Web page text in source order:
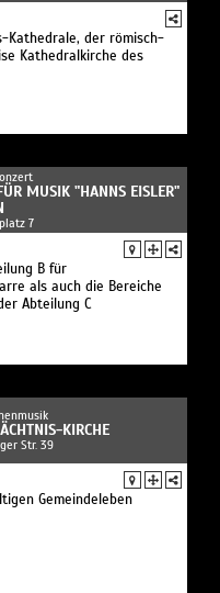
Kathedrale, der römisch-
Kathedralkirche des
MUSIK "HANNS EISLER"
7
B für
als auch die Bereiche
Abteilung C
KIRCHE
Str. 39
Gemeindeleben